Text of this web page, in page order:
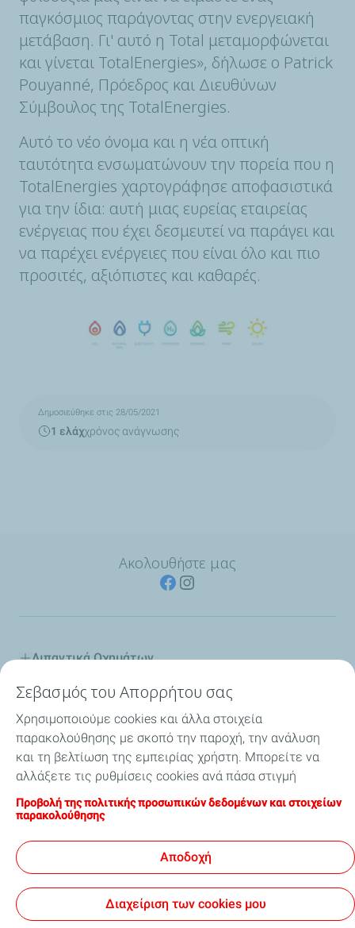
παγκόσμιος παράγοντας στην ενεργειακή
μετάβαση. Γι' αυτό η Total μεταμορφώνεται
και γίνεται TotalEnergies», δήλωσε ο Patrick
Pouyanné, Πρόεδρος και Διευθύνων
Σύμβουλος της TotalEnergies.
Αυτό το νέο όνομα και η νέα οπτική
ταυτότητα ενσωματώνουν την πορεία που η
TotalEnergies χαρτογράφησε αποφασιστικά
για την ίδια: αυτή μιας ευρείας εταιρείας
ενέργειας που έχει δεσμευτεί να παράγει και
να παρέχει ενέργειες που είναι όλο και πιο
προσιτές, αξιόπιστες και καθαρές.
Δημοσιεύθηκε στις 28/05/2021
1 ελάχχρόνος ανάγνωσης
Ακολουθήστε μας
Λιπαντικά Οχημάτων
Βιομηχανία
Εσωτερική Ναυσιπλοΐα
Ειδικοί Διαλύτες
Η TotalEnergies στην Ελλάδα
Σεβασμός του Απορρήτου σας
Χρησιμοποιούμε cookies και άλλα στοιχεία
παρακολούθησης με σκοπό την παροχή, την ανάλυση
και τη βελτίωση της εμπειρίας χρήστη. Μπορείτε να
αλλάξετε τις ρυθμίσεις cookies ανά πάσα στιγμή
κάνοντας κλικ στο κουμπί "Διαχείριση των cookies
μου". Κάνοντας κλικ στο κουμπί "Αποδοχή", συμφωνείτε
συσκευή σας. Εάν κάνετε κλικ στην επιλογή "Δεν
αποδέχομαι", θα χρησιμοποιηθούν μόνο τα τεχνικά
cookies που απαιτούνται για τη σωστή λειτουργία της
τοποθεσίας. Για περισσότερες πληροφορίες,
Προβολή της πολιτικής προσωπικών δεδομένων και στοιχείων
παρακολούθησης
Αποδοχή
Διαχείριση των cookies μου